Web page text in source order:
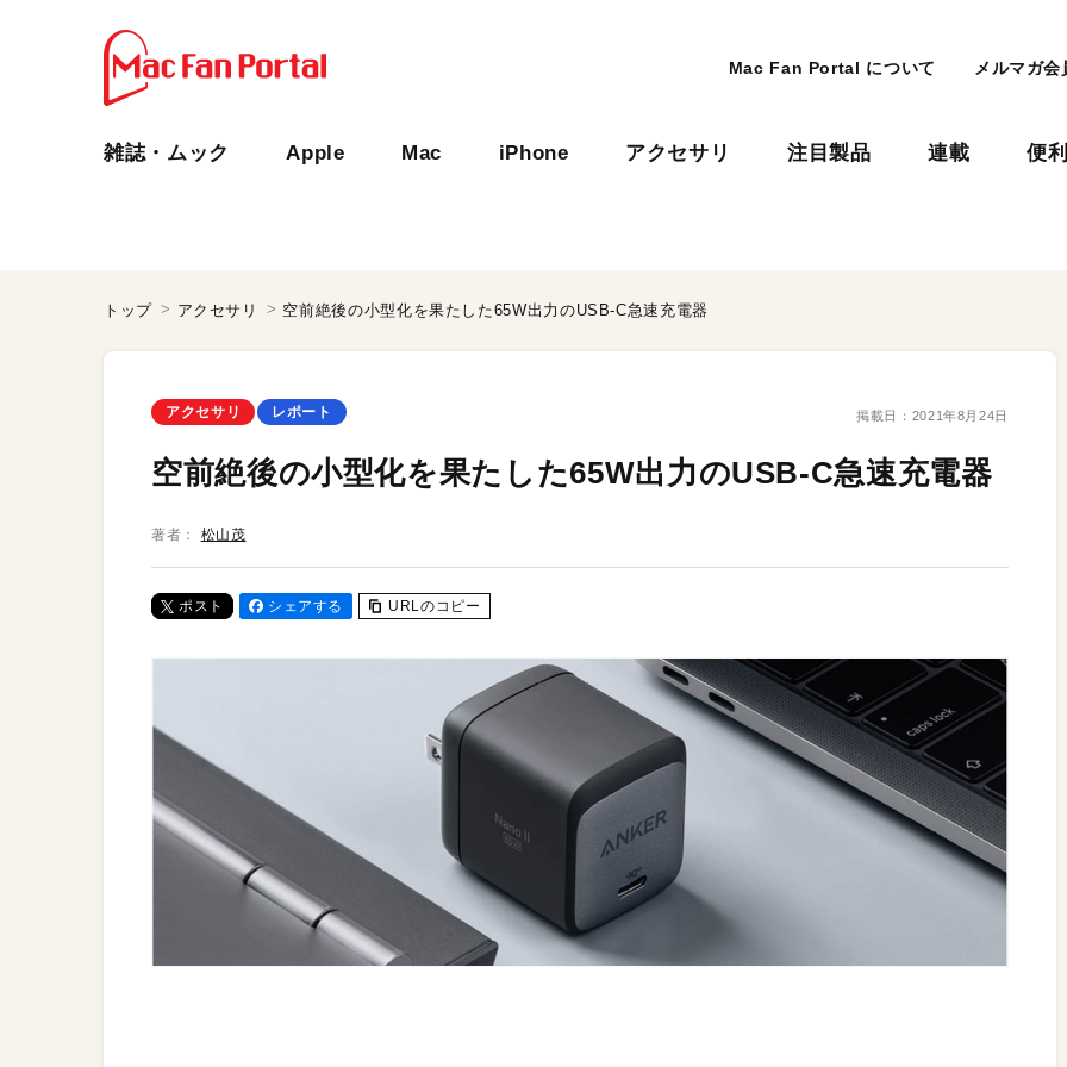
Mac Fan Portal について メルマガ会
雑誌・ムック Apple Mac iPhone アクセサリ 注目製品 連載 便
トップ アクセサリ 空前絶後の小型化を果たした65W出力のUSB-C急速充電器
アクセサリ レポート 掲載日： 2021年8月24日
空前絶後の小型化を果たした65W出力のUSB-C急速充電器
著者： 松山茂
ポスト シェアする URLのコピー